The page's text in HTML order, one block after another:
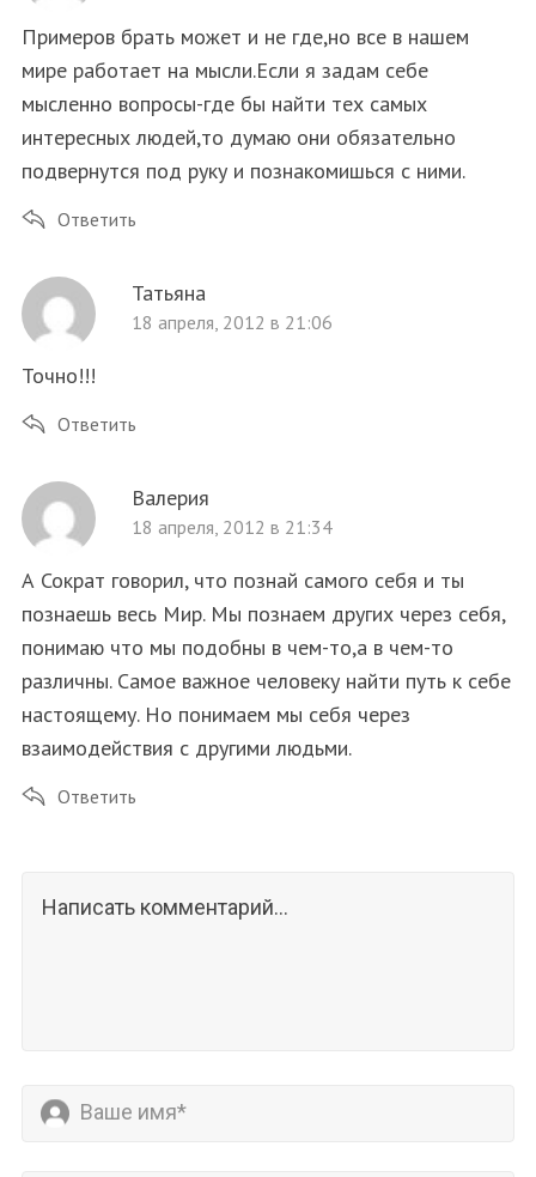
Примеров брать может и не где,но все в нашем
мире работает на мысли.Если я задам себе
мысленно вопросы-где бы найти тех самых
интересных людей,то думаю они обязательно
подвернутся под руку и познакомишься с ними.
Ответить
Татьяна
18 апреля, 2012 в 21:06
Точно!!!
Ответить
Валерия
18 апреля, 2012 в 21:34
А Сократ говорил, что познай самого себя и ты
познаешь весь Мир. Мы познаем других через себя,
понимаю что мы подобны в чем-то,а в чем-то
различны. Самое важное человеку найти путь к себе
настоящему. Но понимаем мы себя через
взаимодействия с другими людьми.
Ответить